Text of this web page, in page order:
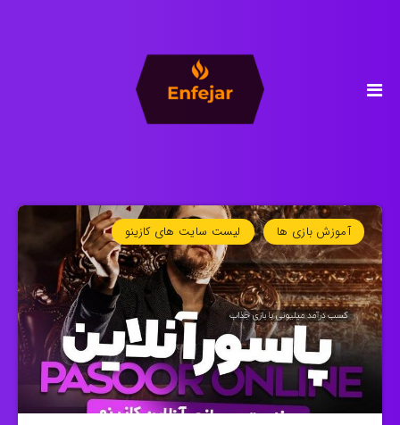
آموزش بازی ها لیست سایت های کازینو